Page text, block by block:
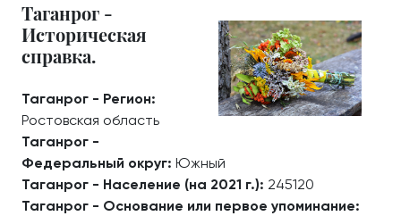
Таганрог -
Историческая
справка.
Таганрог - Регион:
Ростовская область
Таганрог -
Федеральный округ: Южный
Таганрог - Население (на 2021 г.): 245120
Таганрог - Основание или первое упоминание: